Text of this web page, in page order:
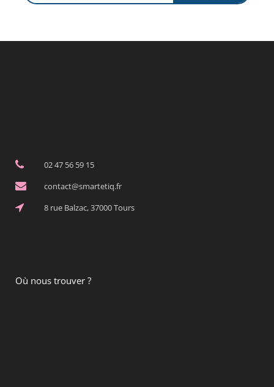
02 47 56 59 15
contact@smartetiq.fr
8 rue Balzac, 37000 Tours
Où nous trouver ?